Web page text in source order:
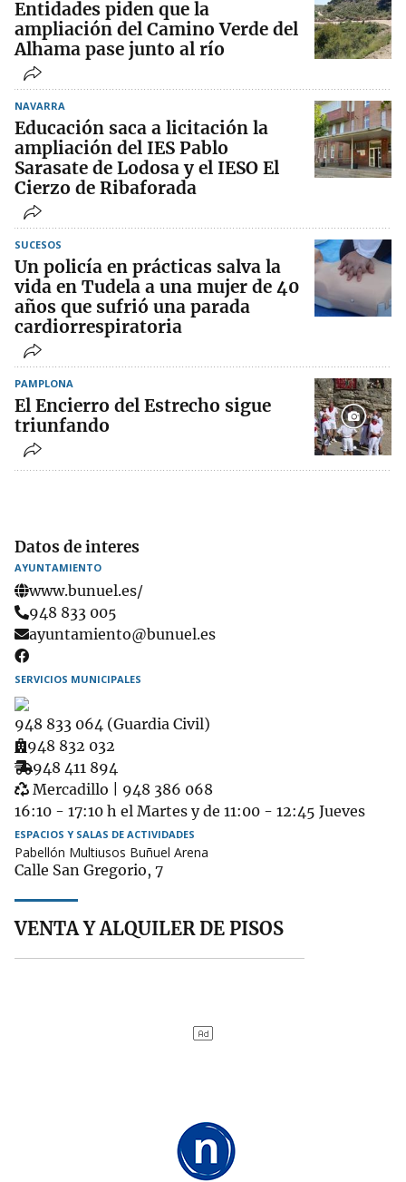
Entidades piden que la
ampliación del Camino Verde del
Alhama pase junto al río
NAVARRA
Educación saca a licitación la
ampliación del IES Pablo
Sarasate de Lodosa y el IESO El
Cierzo de Ribaforada
SUCESOS
Un policía en prácticas salva la
vida en Tudela a una mujer de 40
años que sufrió una parada
cardiorrespiratoria
PAMPLONA
El Encierro del Estrecho sigue
triunfando
Datos de interes
AYUNTAMIENTO
www.bunuel.es/
Teléfono
948 833 005
Email
ayuntamiento@bunuel.es
SERVICIOS MUNICIPALES
948 833 064 (Guardia Civil)
Ambulatorio
948 832 032
Recogida
de
muebles
948 411 894
Garbigune
Mercadillo | 948 386 068
16:10 - 17:10 h el Martes y de 11:00 - 12:45 Jueves
ESPACIOS Y SALAS DE ACTIVIDADES
Pabellón Multiusos Buñuel Arena
Calle San Gregorio, 7
VENTA Y ALQUILER DE PISOS